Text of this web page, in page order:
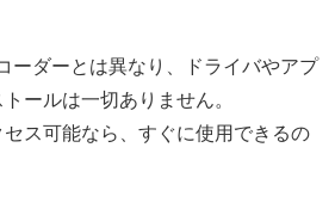
ーダーとは異なり、ドライバやアプ
ールは一切ありません。
ス可能なら、すぐに使用できるの